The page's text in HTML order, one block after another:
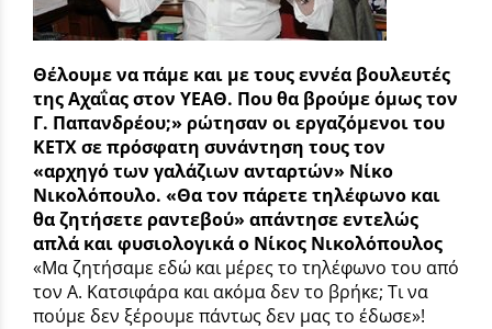
Θέλουμε να πάμε και με τους εννέα βουλευτές
της Αχαΐας στον ΥΕΑΘ. Που θα βρούμε όμως τον
Γ. Παπανδρέου;» ρώτησαν οι εργαζόμενοι του
ΚΕΤΧ σε πρόσφατη συνάντηση τους τον
«αρχηγό των γαλάζιων ανταρτών» Νίκο
Νικολόπουλο. «Θα τον πάρετε τηλέφωνο και
θα ζητήσετε ραντεβού» απάντησε εντελώς
απλά και φυσιολογικά ο Νίκος Νικολόπουλος
«Μα ζητήσαμε εδώ και μέρες το τηλέφωνο του από
τον Α. Κατσιφάρα και ακόμα δεν το βρήκε; Τι να
πούμε δεν ξέρουμε πάντως δεν μας το έδωσε»!